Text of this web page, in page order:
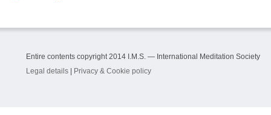
Entire contents copyright 2014 I.M.S. — International Meditation Society
Legal details
Privacy & Cookie policy